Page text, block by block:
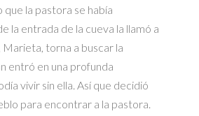
la pastora se había
la entrada de la cueva la llamó a
torna a buscar la
entró en una profunda
vivir sin ella. Así que decidió
para encontrar a la pastora.